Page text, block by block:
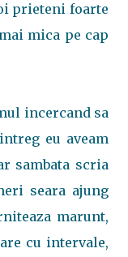
prieteni foarte
mica pe cap
incercand sa
eu aveam
sambata scria
seara ajung
marunt,
cu intervale,